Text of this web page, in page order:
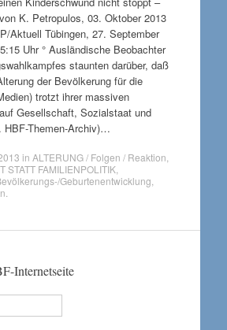
K. Petropulos, 03. Oktober 2013
Aktuell Tübingen, 27. September
Uhr ° Ausländische Beobachter
staunten darüber, daß
der Bevölkerung für die
trotzt ihrer massiven
Gesellschaft, Sozialstaat und
HBF-Themen-Archiv)…
in ALTERUNG / Folgen / Reaktion
STATT FAMILIENPOLITIK,
Geburtenentwicklung
Internetseite